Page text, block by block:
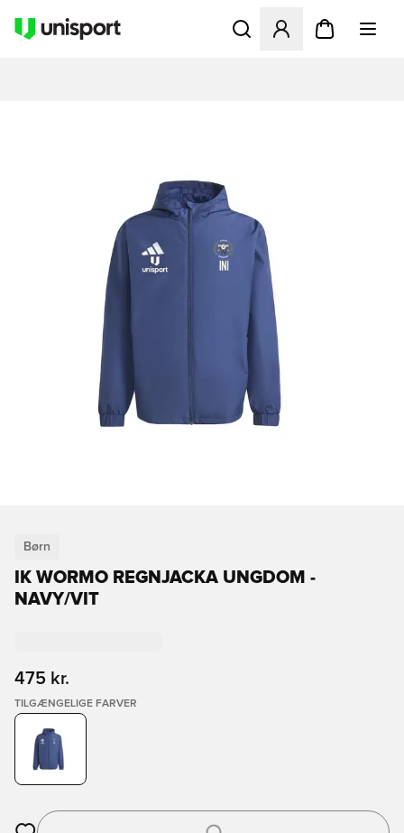
Åbner en Modal til at
Børn
IK WORMO REGNJACKA UNGDOM -
NAVY/VIT
475 kr.
TILGÆNGELIGE FARVER